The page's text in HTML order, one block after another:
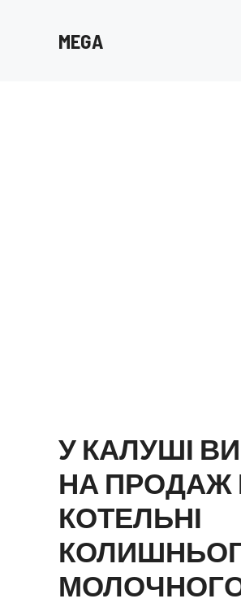
MEGA
У КАЛУШІ
НА ПРОДАЖ
КОТЕЛЬНІ